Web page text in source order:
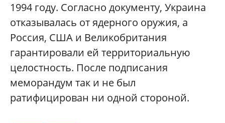
1994 году. Согласно документу, Украина
отказывалась от ядерного оружия, а
Россия, США и Великобритания
гарантировали ей территориальную
целостность. После подписания
меморандум так и не был
ратифицирован ни одной стороной.